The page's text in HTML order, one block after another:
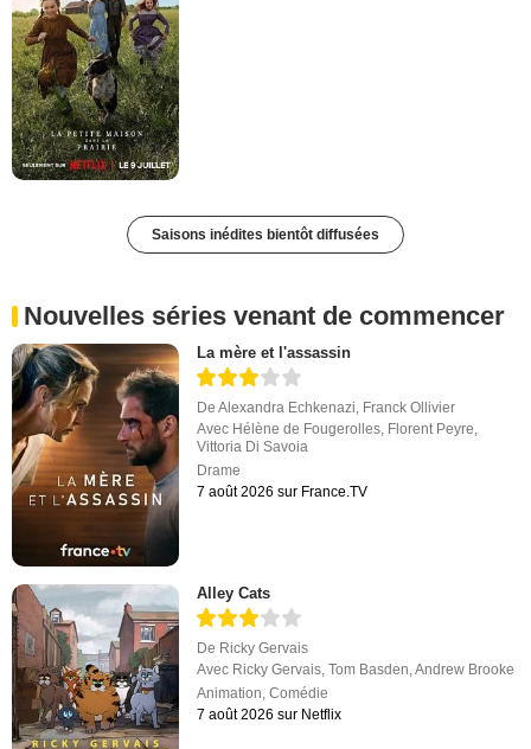
Saisons inédites bientôt diffusées
Nouvelles séries venant de commencer
La mère et l'assassin
DeAlexandra Echkenazi Franck Ollivier
Avec Hélène de Fougerolles Florent Peyre
Vittoria Di Savoia
Drame
7 août 2026 sur France.TV
Alley Cats
De Ricky Gervais
Avec Ricky Gervais,Tom Basden,Andrew Brooke
Animation,Comédie
7 août 2026 sur Netflix